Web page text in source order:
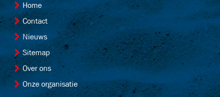
Home
Contact
Nieuws
Sitemap
Over ons
Onze organisatie